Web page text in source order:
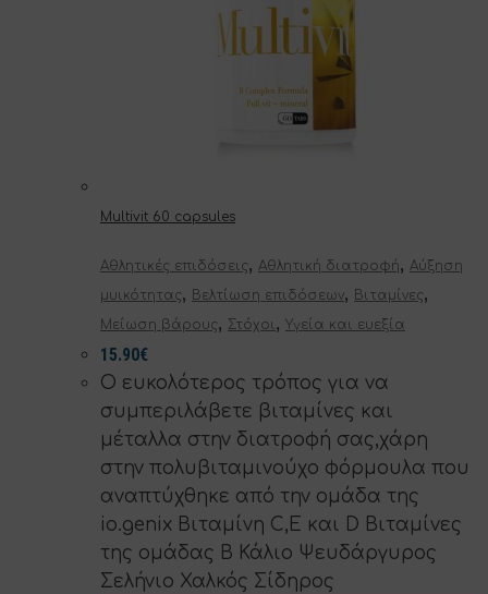
Multivit 60 capsules
Αθλητικές επιδόσεις, Αθλητική διατροφή, Αύξηση
μυικότητας, Βελτίωση επιδόσεων, Βιταμίνες,
Μείωση βάρους, Στόχοι, Υγεία και ευεξία
15.90€
Ο ευκολότερος τρόπος για να
συμπεριλάβετε βιταμίνες και
μέταλλα στην διατροφή σας,χάρη
στην πολυβιταμινούχο φόρμουλα που
αναπτύχθηκε από την ομάδα της
io.genix Βιταμίνη C,E και D Βιταμίνες
της ομάδας Β Κάλιο Ψευδάργυρος
Σελήνιο Χαλκός Σίδηρος